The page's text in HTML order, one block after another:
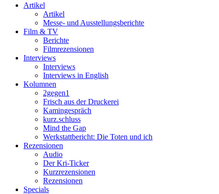
Artikel
Artikel
Messe- und Ausstellungsberichte
Film & TV
Berichte
Filmrezensionen
Interviews
Interviews
Interviews in English
Kolumnen
2gegen1
Frisch aus der Druckerei
Kamingespräch
kurz.schluss
Mind the Gap
Werkstattbericht: Die Toten und ich
Rezensionen
Audio
Der Kri-Ticker
Kurzrezensionen
Rezensionen
Specials